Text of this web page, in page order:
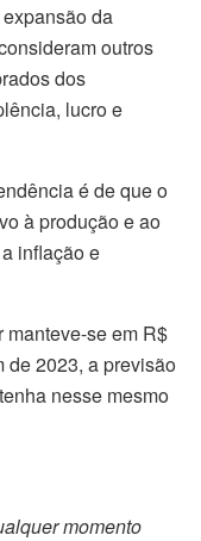
da
outros
dos
lucro e
é de que o
à produção e ao
inflação e
se em R$
de 2023, a previsão
nesse mesmo
momento